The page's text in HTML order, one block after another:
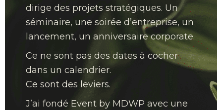
dirige des projets stratégiques. Un
séminaire, une soirée d’entreprise, un
lancement, un anniversaire corporate.
Ce ne sont pas des dates à cocher
dans un calendrier.
Ce sont des leviers.
J’ai fondé Event by MDWP avec une